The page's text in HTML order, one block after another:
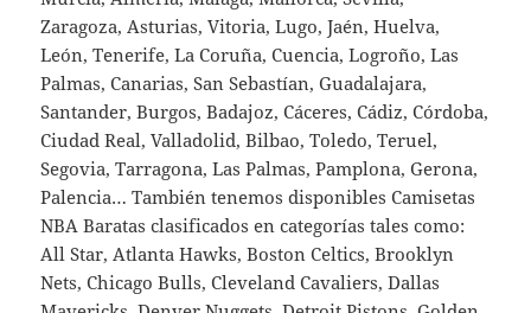
Zaragoza, Asturias, Vitoria, Lugo, Jaén, Huelva,
León, Tenerife, La Coruña, Cuencia, Logroño, Las
Palmas, Canarias, San Sebastían, Guadalajara,
Santander, Burgos, Badajoz, Cáceres, Cádiz, Córdoba,
Ciudad Real, Valladolid, Bilbao, Toledo, Teruel,
Segovia, Tarragona, Las Palmas, Pamplona, Gerona,
Palencia… También tenemos disponibles Camisetas
NBA Baratas clasificados en categorías tales como:
All Star, Atlanta Hawks, Boston Celtics, Brooklyn
Nets, Chicago Bulls, Cleveland Cavaliers, Dallas